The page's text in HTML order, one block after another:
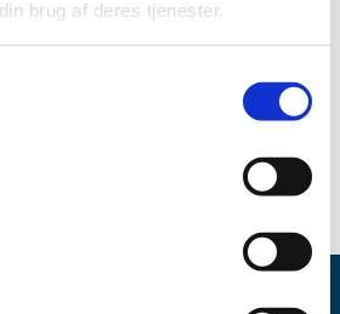
brug af deres tjenester.
om Lipase